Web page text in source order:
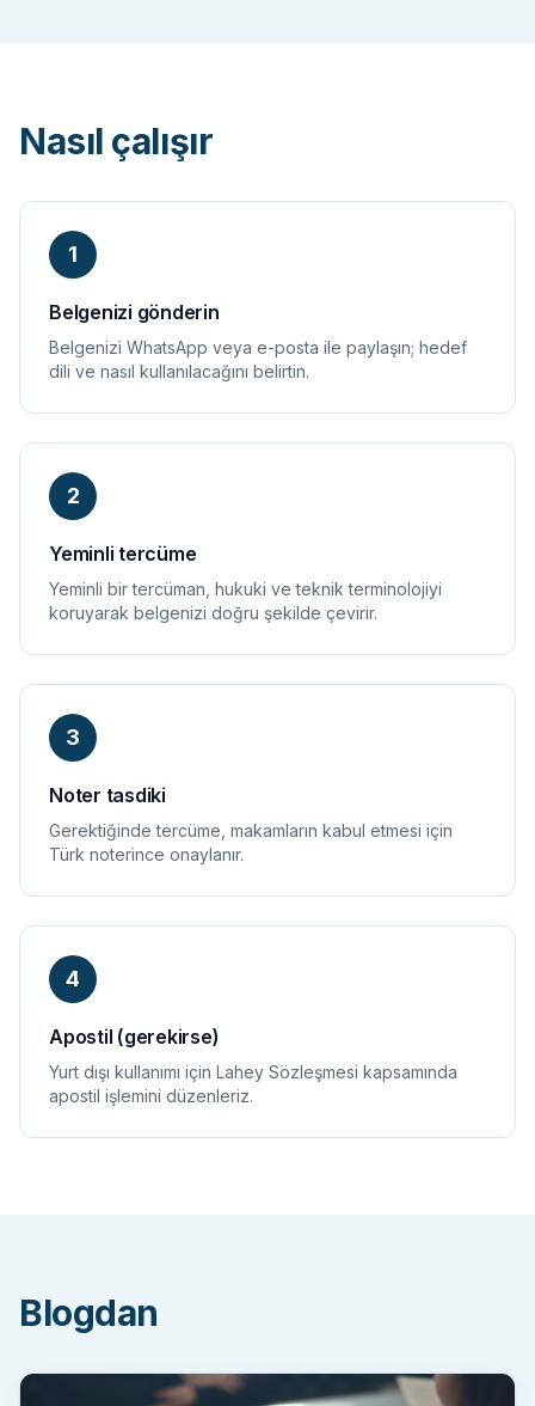
Nasıl çalışır
1
Belgenizi gönderin
Belgenizi WhatsApp veya e-posta ile paylaşın; hedef
dili ve nasıl kullanılacağını belirtin.
2
Yeminli tercüme
Yeminli bir tercüman, hukuki ve teknik terminolojiyi
koruyarak belgenizi doğru şekilde çevirir.
3
Noter tasdiki
Gerektiğinde tercüme, makamların kabul etmesi için
Türk noterince onaylanır.
4
Apostil (gerekirse)
Yurt dışı kullanımı için Lahey Sözleşmesi kapsamında
apostil işlemini düzenleriz.
Blogdan